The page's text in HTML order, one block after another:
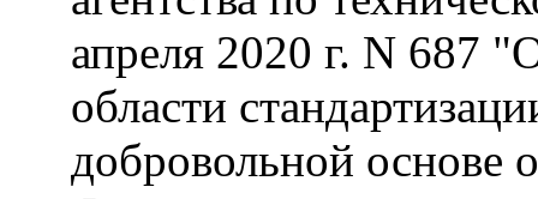
апреля 2020 г. N 687
области
добровольной основе